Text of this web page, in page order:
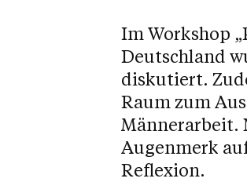
Im Workshop
Deutschland
diskutiert.
Raum zum
Männerarbeit.
Augenmerk
Reflexion.